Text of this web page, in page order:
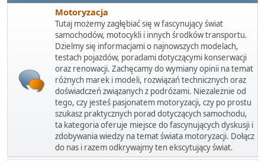
Motoryzacja
Tutaj możemy zagłębiać się w fascynujący świat
samochodów, motocykli i innych środków transportu.
Dzielmy się informacjami o najnowszych modelach,
testach pojazdów, poradami dotyczącymi konserwacji
oraz renowacji. Zachęcamy do wymiany opinii na temat
różnych marek i modeli, rozwiązań technicznych oraz
doświadczeń związanych z podróżami. Niezależnie od
tego, czy jesteś pasjonatem motoryzacji, czy po prostu
szukasz praktycznych porad dotyczących samochodu,
ta kategoria oferuje miejsce do fascynujących dyskusji i
zdobywania wiedzy na temat świata motoryzacji. Dołącz
do nas i razem odkrywajmy ten ekscytujący świat.